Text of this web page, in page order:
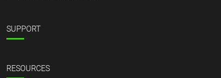
SUPPORT
RESOURCES